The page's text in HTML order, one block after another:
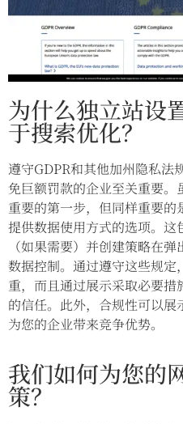
为什么独立站设
于搜索优化？
遵守GDPR和其他加州隐私法
免巨额罚款的企业至关重要
重要的第一步，但同样重要
提供数据使用方式的选项。这
（如果需要）并创建策略在
数据控制。通过遵守这些规
重，而且通过展示采取必要
的信任。此外，合规性可以展
为您的企业带来竞争优势。
我们如何为您的
策？